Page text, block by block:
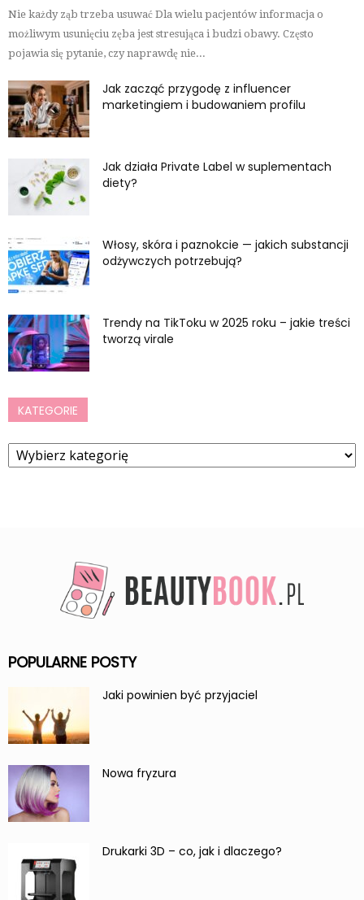
Nie każdy ząb trzeba usuwać Dla wielu pacjentów informacja o
możliwym usunięciu zęba jest stresująca i budzi obawy. Często
pojawia się pytanie, czy naprawdę nie...
Jak zacząć przygodę z influencer
marketingiem i budowaniem profilu
Jak działa Private Label w suplementach
diety?
Włosy, skóra i paznokcie — jakich substancji
odżywczych potrzebują?
Trendy na TikToku w 2025 roku – jakie treści
tworzą virale
KATEGORIE
Kategorie
POPULARNE POSTY
Jaki powinien być przyjaciel
Nowa fryzura
Drukarki 3D – co, jak i dlaczego?